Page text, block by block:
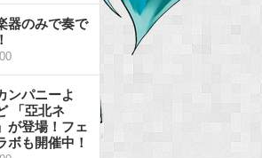
器のみで奏で
ンパニーよ
「亞北ネ
が登場！フェ
ボも開催中！